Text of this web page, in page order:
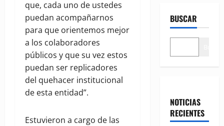
que, cada uno de ustedes
puedan acompañarnos
para que orientemos mejor
a los colaboradores
públicos y que su vez estos
puedan ser replicadores
del quehacer institucional
de esta entidad”.
Estuvieron a cargo de las
BUSCAR
NOTICIAS
RECIENTES